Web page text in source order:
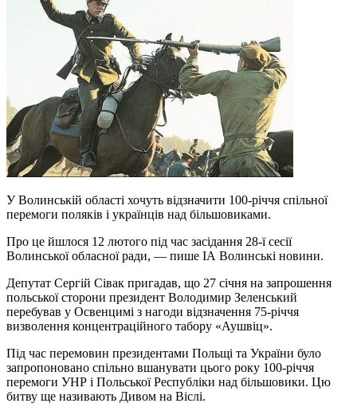
У Волинській області хочуть відзначити 100-річчя спільної
перемоги поляків і українців над більшовиками.
Про це йшлося 12 лютого під час засідання 28-ї сесії
Волинської обласної ради, — пише ІА Волинські новини.
Депутат Сергій Сівак пригадав, що 27 січня на запрошення
польської сторони президент Володимир Зеленський
перебував у Освенцимі з нагоди відзначення 75-річчя
визволення концентраційного табору «Аушвіц».
Під час перемовин президентами Польщі та України було
запропоновано спільно вшанувати цього року 100-річчя
перемоги УНР і Польської Республіки над більшовики. Цю
битву ще називають Дивом на Віслі.